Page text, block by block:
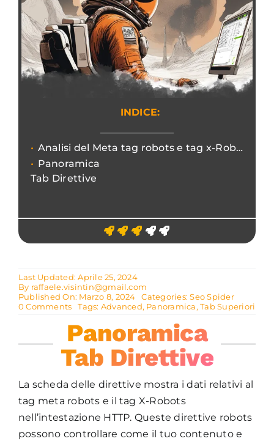
INDICE:
Analisi del Meta tag robots e tag x-Robots nell'intestazione http.
Panoramica
Tab Direttive
Last Updated: Aprile 25, 2024
By raffaele.visintin@gmail.com
Published On: Marzo 8, 2024
Categories:Seo Spider
0 Commentson
DIRETTIVE
Tags: Advanced, Panoramica,Tab Superiori
Panoramica
Tab Direttive
La scheda delle direttive mostra i dati relativi al
tag meta robots e il tag X-Robots
nell’intestazione HTTP. Queste direttive robots
possono controllare come il tuo contenuto e